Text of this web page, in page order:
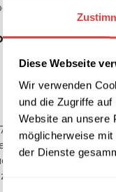
Diese Webseite
Wir verwenden
und die Zugriffe
Website an unsere
möglicherweise
der Dienste
und Flexibilität
cm
machen den
und Rückenlehne
eignet.